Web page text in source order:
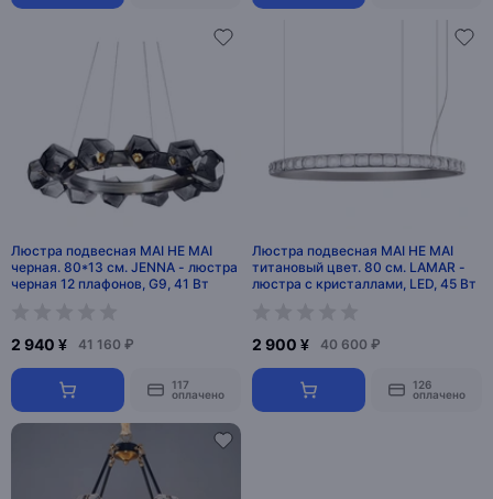
Люстра подвесная MAI HE MAI
черная. 80*13 см. JENNA - люстра
черная 12 плафонов, G9, 41 Вт
2 940 ¥ 41 160 ₽
117
оплачено
Люстра подвесная MAI HE MAI
титановый цвет. 80 см. LAMAR -
люстра с кристаллами, LED, 45 Вт
2 900 ¥ 40 600 ₽
126
оплачено